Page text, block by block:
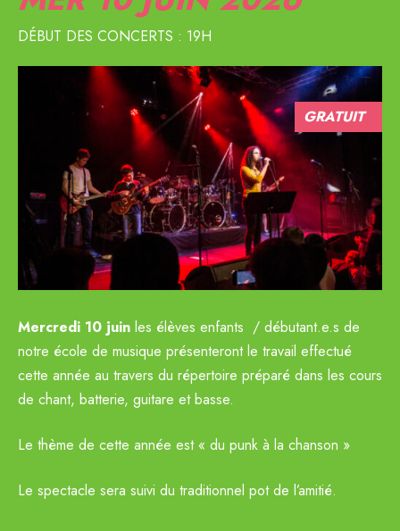
DÉBUT DES CONCERTS : 19H
GRATUIT
Mercredi 10 juin les élèves enfants / débutant.e.s de
notre école de musique présenteront le travail effectué
cette année au travers du répertoire préparé dans les cours
de chant, batterie, guitare et basse.
Le thème de cette année est « du punk à la chanson »
Le spectacle sera suivi du traditionnel pot de l’amitié.